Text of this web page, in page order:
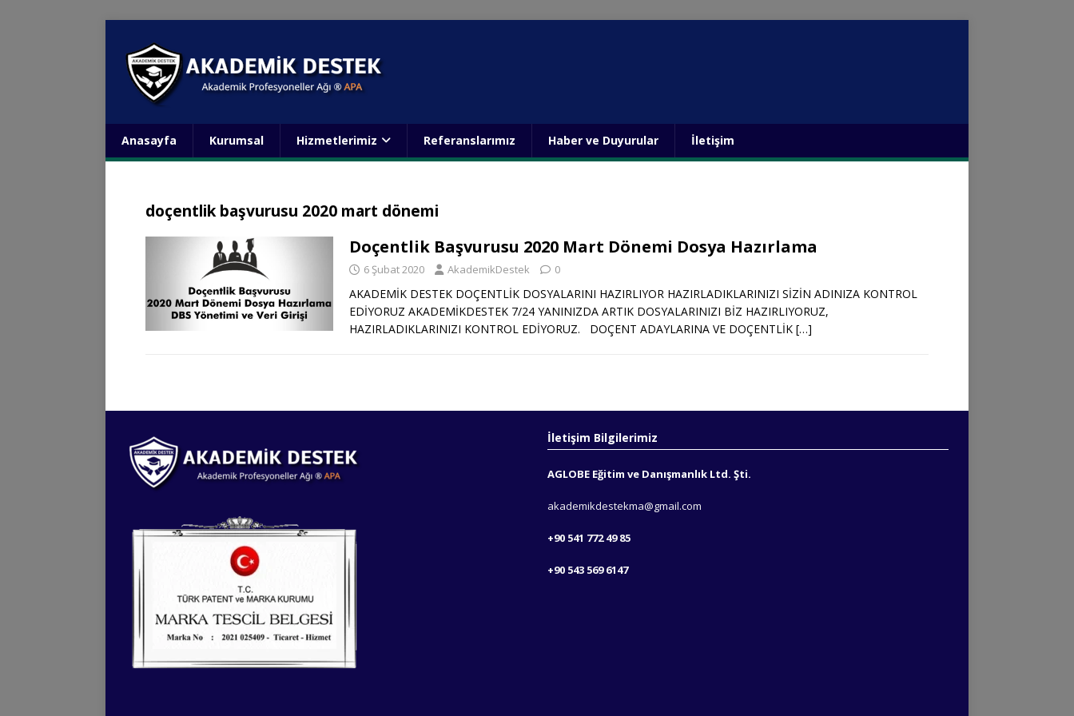
Anasayfa Kurumsal Hizmetlerimiz Referanslarımız Haber ve Duyurular İletişim
doçentlik başvurusu 2020 mart dönemi
Doçentlik Başvurusu 2020 Mart Dönemi Dosya Hazırlama
6 Şubat 2020 AkademikDestek 0
AKADEMİK DESTEK DOÇENTLİK DOSYALARINI HAZIRLIYOR HAZIRLADIKLARINIZI SİZİN ADINIZA KONTROL
EDİYORUZ AKADEMİKDESTEK 7/24 YANINIZDA ARTIK DOSYALARINIZI BİZ HAZIRLIYORUZ,
HAZIRLADIKLARINIZI KONTROL EDİYORUZ. DOÇENT ADAYLARINA VE DOÇENTLİK […]
İletişim Bilgilerimiz
AGLOBE Eğitim ve Danışmanlık Ltd. Şti.
akademikdestekma@gmail.com
+90 541 772 49 85
+90 543 569 6147